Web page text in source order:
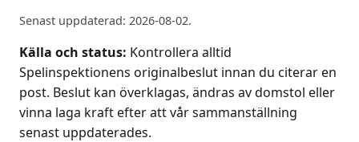
Senast uppdaterad: 2026-08-02.
Källa och status: Kontrollera alltid
Spelinspektionens originalbeslut innan du citerar en
post. Beslut kan överklagas, ändras av domstol eller
vinna laga kraft efter att vår sammanställning
senast uppdaterades.